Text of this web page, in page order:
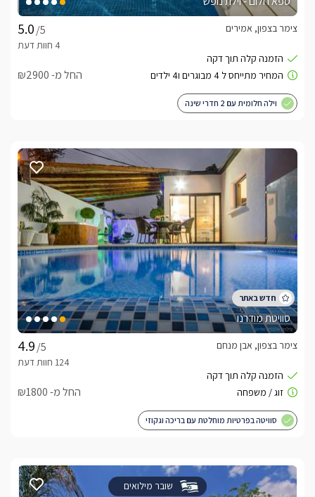
/5
צימר בצפון, אמירים
החל מ- ₪2900
וילה חלומית עם 2 חדרי שינה
סוויטת מודרנו
/5
צימר בצפון, אבן מנחם
החל מ- ₪1800
סוויטה בפרטיות מוחלטת עם בריכה וגקוזי
שובר מילואים